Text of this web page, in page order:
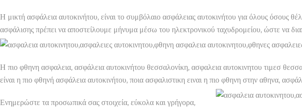
Η μικτή ασφάλεια αυτοκινήτου, είναι το συμβόλαιο ασφάλειας αυτοκινήτου για όλους όσους
ασφάλισης πρέπει να αποστείλουμε μήνυμα μέσω του ηλεκτρονικού ταχυδρομείου, ώστε να
Η πιο φθηνη ασφαλεια, ασφάλεια αυτοκινήτου θεσσαλονίκη, ασφαλεια αυτοκινητου τιμεσ
είναι η πιο φθηνή ασφάλεια αυτοκινήτου, ποια ασφαλιστικη ειναι η πιο φθηνη στην αθηνα,
Ενημερώστε τα προσωπικά σας στοιχεία, εύκολα και γρήγορα,